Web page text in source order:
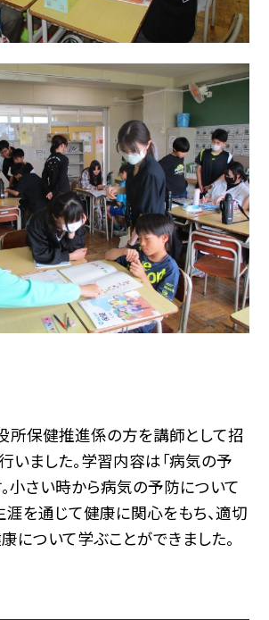
所保健推進係の方を講師として招
いました。学習内容は「病気の予
小さい時から病気の予防について
涯を通じて健康に関心をもち、適切
について学ぶことができました。